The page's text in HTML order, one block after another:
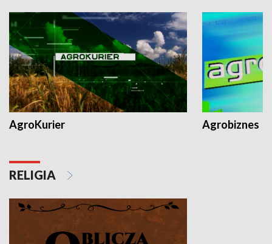
AgroKurier Agrobiznes
RELIGIA